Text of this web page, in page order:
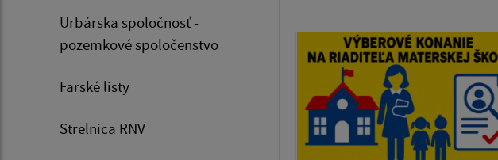
Urbárska spoločnosť -
pozemkové spoločenstvo
Farské listy
Strelnica RNV